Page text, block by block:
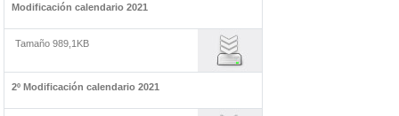
Modificación calendario 2021
Tamaño 989,1KB
2º Modificación calendario 2021